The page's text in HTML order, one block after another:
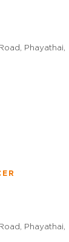
Phayathai,
Phayathai,